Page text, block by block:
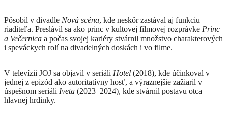
Pôsobil v divadle Nová scéna, kde neskôr zastával aj funkciu
riaditeľa. Preslávil sa ako princ v kultovej filmovej rozprávke Princ
a Večernica a počas svojej kariéry stvárnil množstvo charakterových
i speváckych rolí na divadelných doskách i vo filme.
V televízii JOJ sa objavil v seriáli Hotel (2018), kde účinkoval v
jednej z epizód ako autoritatívny hosť, a výraznejšie zažiaril v
úspešnom seriáli Iveta (2023–2024), kde stvárnil postavu otca
hlavnej hrdinky.